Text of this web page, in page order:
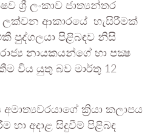
ශ්‍රී ලංකාව ජාත්‍යන්තර
ලක්වන ආකාරයේ හැසිරීමක්
පුද්ගලයා පිළිබඳව නිසි
රාජ්‍ය නායකයන්ගේ හා පක්‍ෂ
විය යුතු බව මාර්තු 12
ක්‍රියා කලාපය
හා අදාළ සිදුවීම් පිළිබඳ